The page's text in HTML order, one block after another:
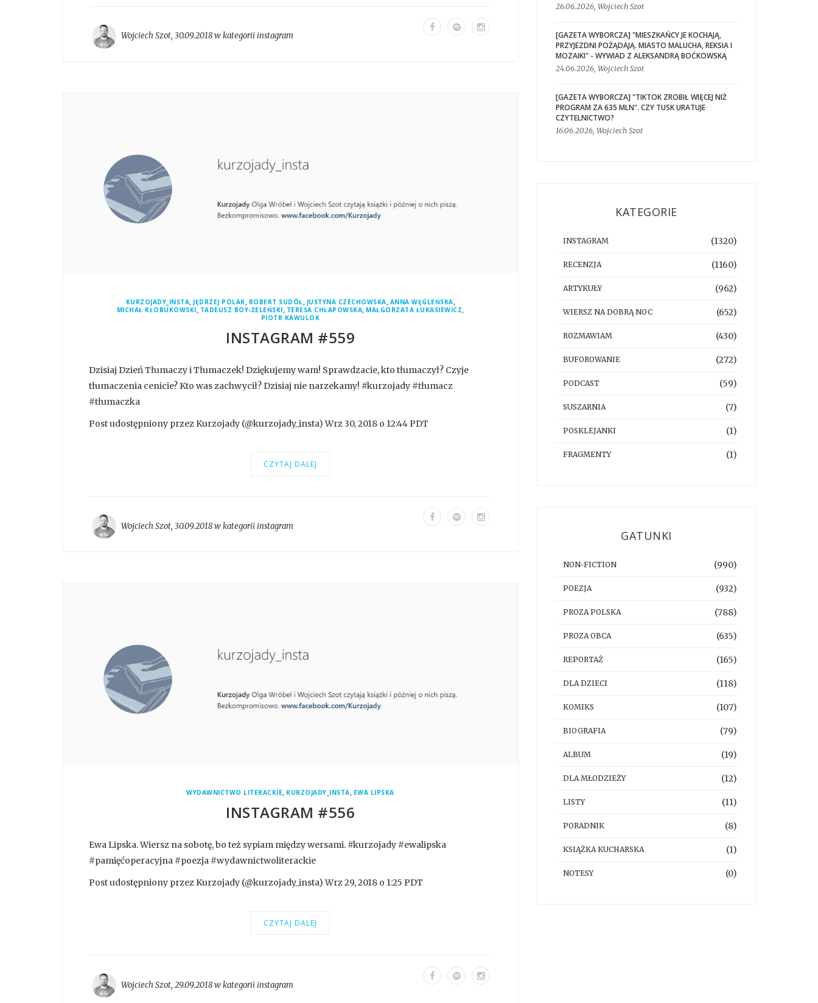
Wojciech Szot, 30.09.2018 w kategoriiinstagram
KURZOJADY_INSTA, JĘDRZEJ POLAK, ROBERT SUDÓŁ, JUSTYNA CZECHOWSKA, ANNA WĘGLEŃSKA,
MICHAŁ KŁOBUKOWSKI, TADEUSZ BOY-ŻELEŃSKI, TERESA CHŁAPOWSKA, MAŁGORZATA ŁUKASIEWICZ,
PIOTR KAWULOK
INSTAGRAM #559
Dzisiaj Dzień Tłumaczy i Tłumaczek! Dziękujemy wam! Sprawdzacie, kto tłumaczył? Czyje
tłumaczenia cenicie? Kto was zachwycił? Dzisiaj nie narzekamy! #kurzojady #tłumacz
#tłumaczka
Post udostępniony przez Kurzojady (@kurzojady_insta) Wrz 30, 2018 o 12:44 PDT
CZYTAJ DALEJ
Wojciech Szot, 30.09.2018 w kategoriiinstagram
WYDAWNICTWO LITERACKIE, KURZOJADY_INSTA, EWA LIPSKA
INSTAGRAM #556
Ewa Lipska. Wiersz na sobotę, bo też sypiam między wersami. #kurzojady #ewalipska
#pamięćoperacyjna #poezja #wydawnictwoliterackie
Post udostępniony przez Kurzojady (@kurzojady_insta) Wrz 29, 2018 o 1:25 PDT
CZYTAJ DALEJ
Wojciech Szot, 29.09.2018 w kategoriiinstagram
26.06.2026, Wojciech Szot
[GAZETA WYBORCZA] "MIESZKAŃCY JE KOCHAJĄ,
PRZYJEZDNI POŻĄDAJĄ. MIASTO MALUCHA, REKSIA I
MOZAIKI" - WYWIAD Z ALEKSANDRĄ BOĆKOWSKĄ
24.06.2026, Wojciech Szot
[GAZETA WYBORCZA] "TIKTOK ZROBIŁ WIĘCEJ NIŻ
PROGRAM ZA 635 MLN". CZY TUSK URATUJE
CZYTELNICTWO?
16.06.2026, Wojciech Szot
KATEGORIE
INSTAGRAM (1320)
RECENZJA (1160)
ARTYKUŁY (962)
WIERSZ NA DOBRĄ NOC (652)
ROZMAWIAM (430)
BUFOROWANIE (272)
PODCAST (59)
SUSZARNIA (7)
POSKLEJANKI (1)
FRAGMENTY (1)
GATUNKI
NON-FICTION (990)
POEZJA (932)
PROZA POLSKA (788)
PROZA OBCA (635)
REPORTAŻ (165)
DLA DZIECI (118)
KOMIKS (107)
BIOGRAFIA (79)
ALBUM (19)
DLA MŁODZIEŻY (12)
LISTY (11)
PORADNIK (8)
KSIĄŻKA KUCHARSKA (1)
NOTESY (0)